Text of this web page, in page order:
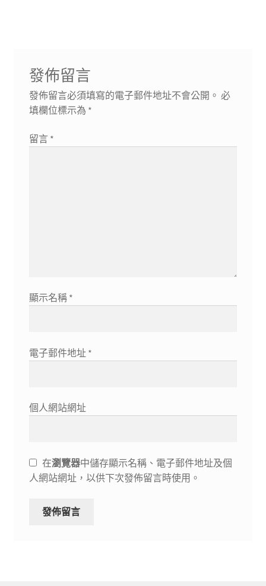
發佈留言
發佈留言必須填寫的電子郵件地址不會公開。 必
填欄位標示為 *
留言 *
顯示名稱 *
電子郵件地址 *
個人網站網址
在瀏覽器中儲存顯示名稱、電子郵件地址及個
人網站網址，以供下次發佈留言時使用。